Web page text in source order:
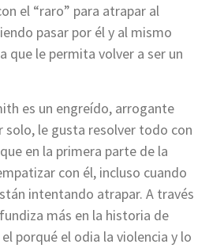
el “raro” para atrapar al
pasar por él y al mismo
que le permita volver a ser un
es un engreído, arrogante
solo, le gusta resolver todo con
en la primera parte de la
con él, incluso cuando
intentando atrapar. A través
más en la historia de
porqué el odia la violencia y lo